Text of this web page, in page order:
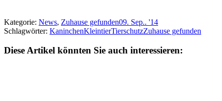
Kategorie: News, Zuhause gefunden09. Sep.. '14
Schlagwörter: KaninchenKleintierTierschutzZuhause gefunden
Diese Artikel könnten Sie auch interessieren: